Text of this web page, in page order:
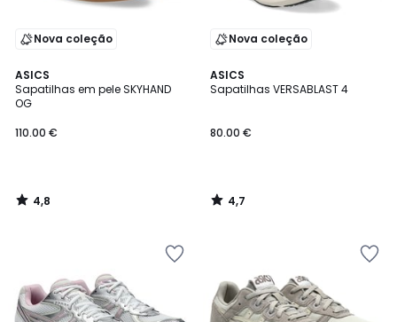
Nova coleção
ASICS
Sapatilhas em pele SKYHAND
OG
110.00 €
4,8
/ 5
4,8
/
Nova coleção
ASICS
Sapatilhas VERSABLAST 4
80.00 €
4,7
/ 5
4,7
/